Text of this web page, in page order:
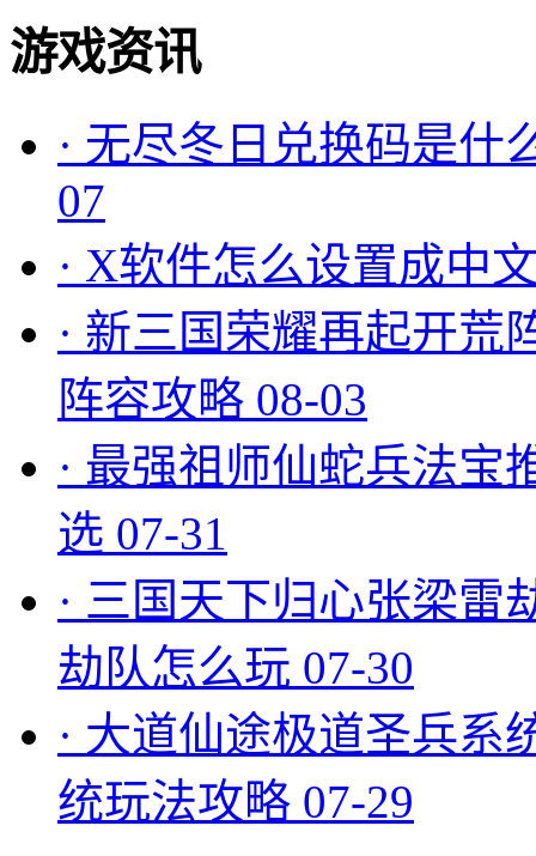
游戏资讯
· 无尽冬日兑换码是什
07
· X软件怎么设置成中
· 新三国荣耀再起开荒
阵容攻略 08-03
· 最强祖师仙蛇兵法宝
选 07-31
· 三国天下归心张梁雷
劫队怎么玩 07-30
· 大道仙途极道圣兵系
统玩法攻略 07-29